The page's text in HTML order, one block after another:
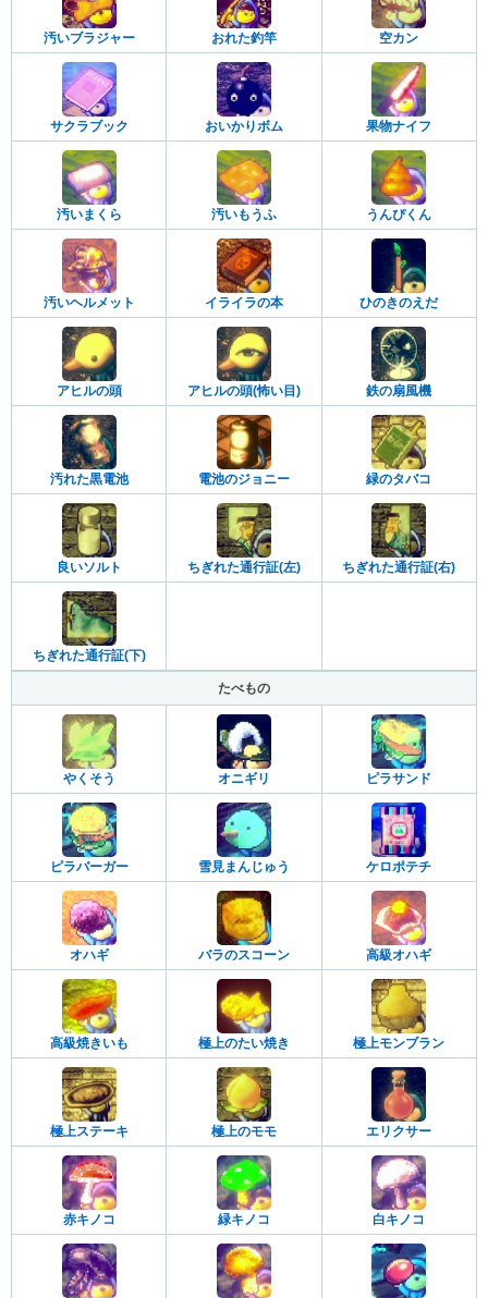
汚いブラジャー おれた釣竿 空カン
サクラブック おいかりボム 果物ナイフ
汚いまくら 汚いもうふ うんぴくん
汚いヘルメット イライラの本 ひのきのえだ
アヒルの頭 アヒルの頭(怖い目) 鉄の扇風機
汚れた黒電池 電池のジョニー 緑のタバコ
良いソルト ちぎれた通行証(左) ちぎれた通行証(右)
ちぎれた通行証(下)
たべもの
やくそう オニギリ ピラサンド
ピラバーガー 雪見まんじゅう ケロポテチ
オハギ バラのスコーン 高級オハギ
高級焼きいも 極上のたい焼き 極上モンブラン
極上ステーキ 極上のモモ エリクサー
赤キノコ 緑キノコ 白キノコ